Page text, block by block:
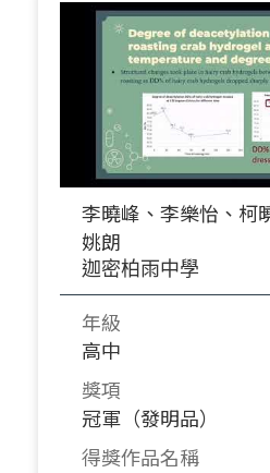
李曉峰、李樂怡、柯
姚朗
迦密柏雨中學
年級
高中
獎項
冠軍（發明品）
得獎作品名稱